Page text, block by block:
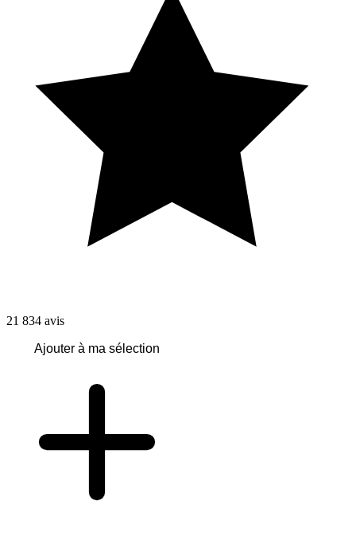
21 834 avis
Ajouter à ma sélection